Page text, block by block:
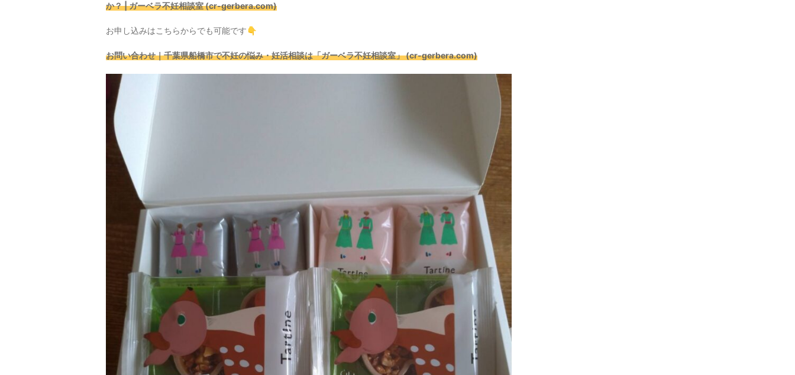
か？ | ガーベラ不妊相談室 (cr-gerbera.com)
お申し込みはこちらからでも可能です👇
お問い合わせ｜千葉県船橋市で不妊の悩み・妊活相談は「ガーベラ不妊相談室」 (cr-gerbera.com)